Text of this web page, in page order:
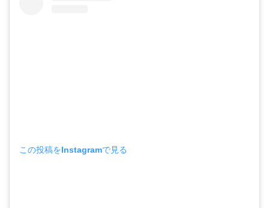
この投稿をInstagramで見る